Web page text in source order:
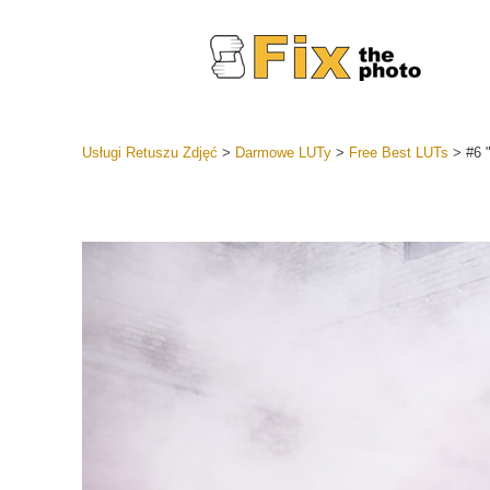
Usługi Retuszu Zdjęć > Darmowe LUTy> Free Best LUTs > #6